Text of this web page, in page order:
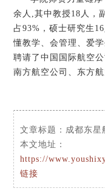
余人,其中教授18人，
占93%，硕士研究生
懂教学、会管理、爱
聘请了中国国际航空
南方航空公司、东方
文章标题： 成都东星
本文地址：
https://
链接